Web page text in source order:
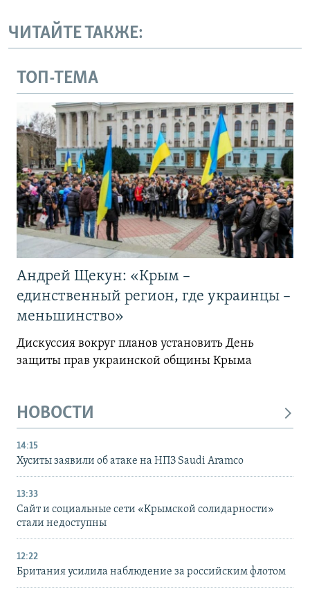
ЧИТАЙТЕ ТАКЖЕ:
ТОП-ТЕМА
Андрей Щекун: «Крым –
единственный регион, где украинцы –
меньшинство»
Дискуссия вокруг планов установить День
защиты прав украинской общины Крыма
НОВОСТИ
14:15
Хуситы заявили об атаке на НПЗ Saudi Aramco
13:33
Сайт и социальные сети «Крымской солидарности»
стали недоступны
12:22
Британия усилила наблюдение за российским флотом